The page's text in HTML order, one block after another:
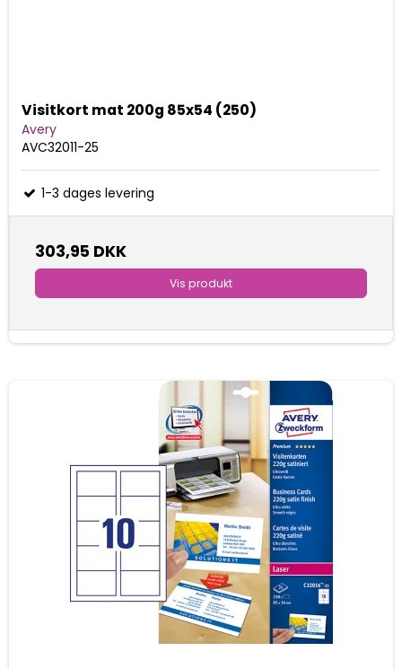
Visitkort mat 200g 85x54 (250)
Avery
AVC32011-25
1-3 dages levering
303,95 DKK
Vis produkt